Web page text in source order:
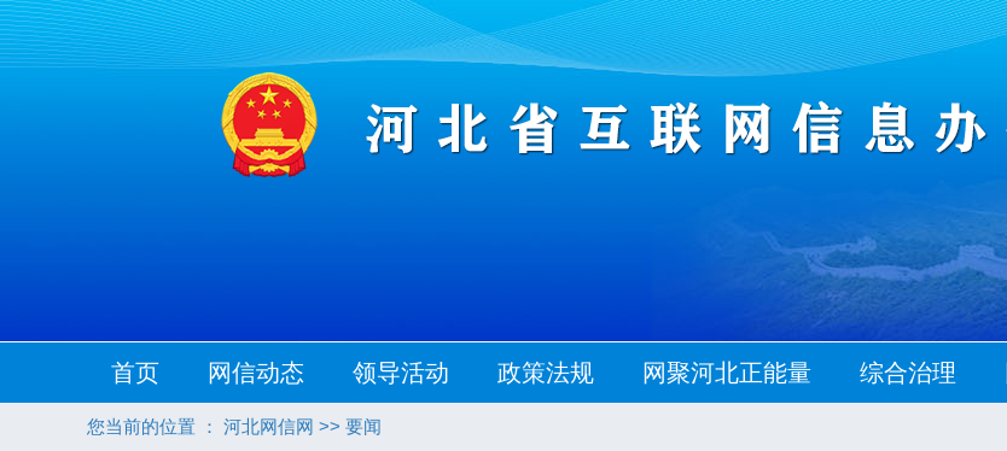
首页 网信动态 领导活动 政策法规 网聚河北正能量 综合治理
您当前的位置 ： 河北网信网 >> 要闻